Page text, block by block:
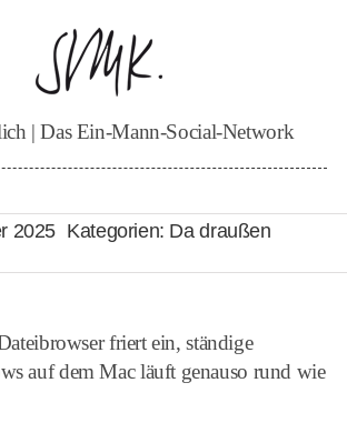
| Das Ein-Mann-Social-Network
2025 Kategorien: Da draußen
friert ein, ständige
auf dem Mac läuft genauso rund wie